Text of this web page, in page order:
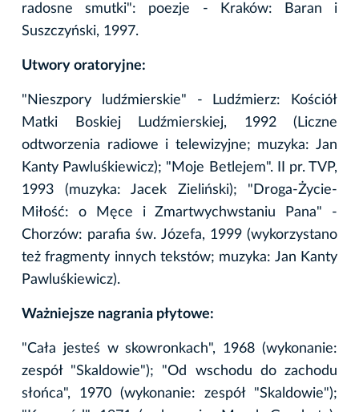
radosne smutki": poezje - Kraków: Baran i
Suszczyński, 1997.
Utwory oratoryjne:
"Nieszpory ludźmierskie" - Ludźmierz: Kościół
Matki Boskiej Ludźmierskiej, 1992 (Liczne
odtworzenia radiowe i telewizyjne; muzyka: Jan
Kanty Pawluśkiewicz); "Moje Betlejem". II pr. TVP,
1993 (muzyka: Jacek Zieliński); "Droga-Życie-
Miłość: o Męce i Zmartwychwstaniu Pana" -
Chorzów: parafia św. Józefa, 1999 (wykorzystano
też fragmenty innych tekstów; muzyka: Jan Kanty
Pawluśkiewicz).
Ważniejsze nagrania płytowe:
"Cała jesteś w skowronkach", 1968 (wykonanie:
zespół "Skaldowie"); "Od wschodu do zachodu
słońca", 1970 (wykonanie: zespół "Skaldowie");